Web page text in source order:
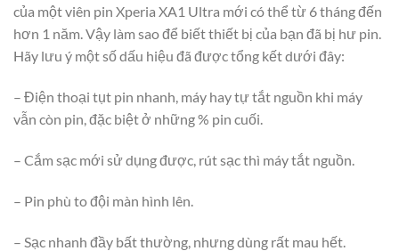
của một viên pin Xperia XA1 Ultra mới có thể từ 6 tháng đến
hơn 1 năm. Vậy làm sao để biết thiết bị của bạn đã bị hư pin.
Hãy lưu ý một số dấu hiệu đã được tổng kết dưới đây:
– Điện thoại tụt pin nhanh, máy hay tự tắt nguồn khi máy
vẫn còn pin, đặc biệt ở những % pin cuối.
– Cắm sạc mới sử dụng được, rút sạc thì máy tắt nguồn.
– Pin phù to đội màn hình lên.
– Sạc nhanh đầy bất thường, nhưng dùng rất mau hết.